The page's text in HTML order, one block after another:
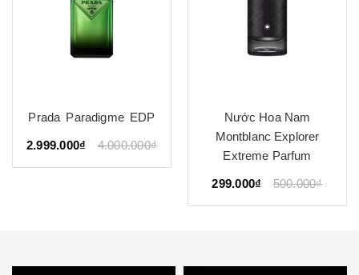
Nước Hoa Nam
BDK Parfums 312 Saint
Honoré EDP
3.899.000₫